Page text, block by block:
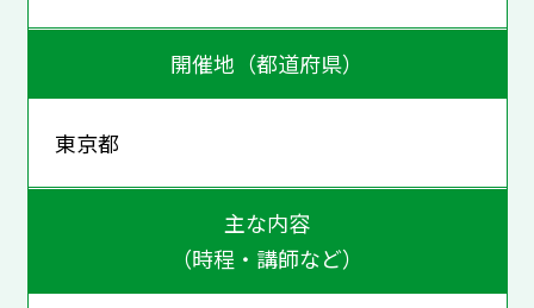
開催地（都道府県）
東京都
主な内容
（時程・講師など）